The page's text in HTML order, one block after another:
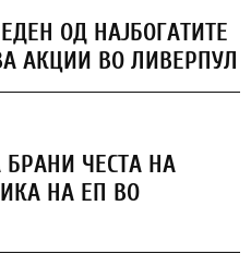
ОД НАЈБОГАТИТЕ
АКЦИИ ВО ЛИВЕРПУЛ
ЧЕСТА НА
НА ЕП ВО